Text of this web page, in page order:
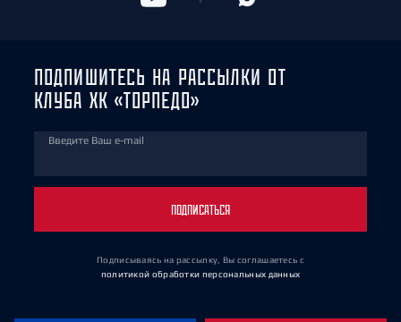
ПОДПИШИТЕСЬ НА РАССЫЛКИ ОТ
КЛУБА ХК «ТОРПЕДО»
Введите Ваш e-mail
ПОДПИСАТЬСЯ
Подписываясь на рассылку, Вы соглашаетесь с
политикой обработки персональных данных